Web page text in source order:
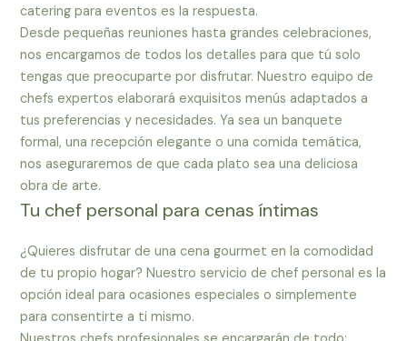
catering para eventos es la respuesta.
Desde pequeñas reuniones hasta grandes celebraciones,
nos encargamos de todos los detalles para que tú solo
tengas que preocuparte por disfrutar. Nuestro equipo de
chefs expertos elaborará exquisitos menús adaptados a
tus preferencias y necesidades. Ya sea un banquete
formal, una recepción elegante o una comida temática,
nos aseguraremos de que cada plato sea una deliciosa
obra de arte.
Tu chef personal para cenas íntimas
¿Quieres disfrutar de una cena gourmet en la comodidad
de tu propio hogar? Nuestro servicio de chef personal es la
opción ideal para ocasiones especiales o simplemente
para consentirte a ti mismo.